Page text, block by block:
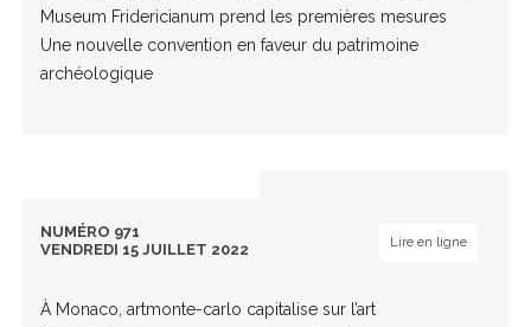
Museum Fridericianum prend les premières mesures
Une nouvelle convention en faveur du patrimoine
archéologique
NUMÉRO 971
VENDREDI 15 JUILLET 2022
Lire en ligne
À Monaco, artmonte-carlo capitalise sur l’art